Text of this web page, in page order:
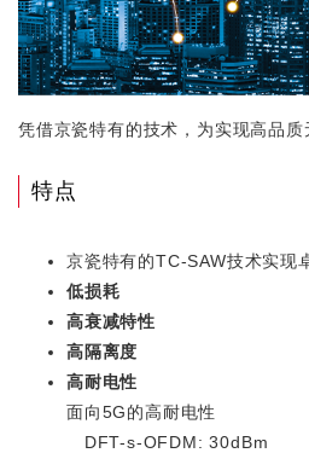
凭借京瓷特有的技术，为实现高品质
特点
京瓷特有的TC-SAW技术实现
低损耗
高衰减特性
高隔离度
高耐电性
面向5G的高耐电性
DFT-s-OFDM: 30dBm